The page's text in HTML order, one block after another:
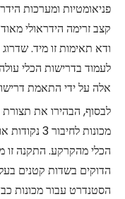
פניאומטיות ומערכות
ודא תאימות זו מיד.
לעמוד בדרישות הכלי
אלה על ידי התאמת
לבסוף, הבהירו את
הכלי מהקרקע. התקנה זו
הדוקים בשדות קטנים
הסטנדרט עבור מכונות